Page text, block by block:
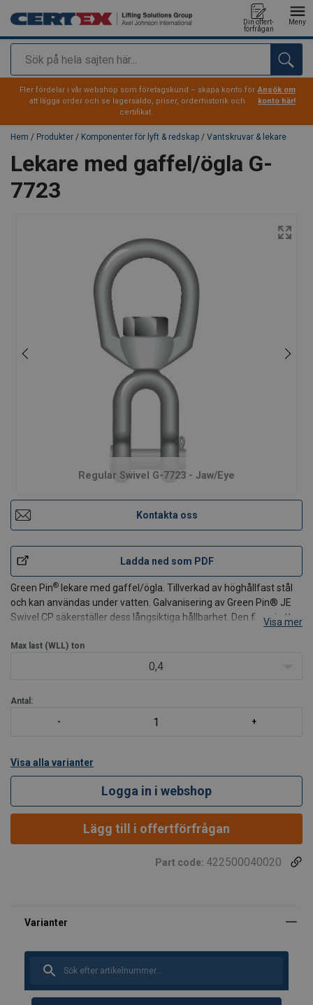
Sök
Din offert-
förfrågan
Meny
tillagd i varukorg
Fler fördelar i vår webshop som företagskund – skapa konto för
att lägga order och se lagersaldo, priser, orderhistorik och
certifikat.
Ansök om
konto här!
Hem / Produkter / Komponenter för lyft & redskap / Vantskruvar & lekare
Lekare med gaffel/ögla G-
7723
Regular Swivel G-7723 - Jaw/Eye
Kontakta oss
Ladda ned som PDF
Green Pin® lekare med gaffel/ögla. Tillverkad av höghållfast stål
och kan användas under vatten. Galvanisering av Green Pin® JE
Swivel CP säkerställer dess långsiktiga hållbarhet. Den finns i ett
Generellt till RR-C-271, typ VII,
Visa mer
Max last (WLL) ton
0,4
Antal:
Visa alla varianter
Logga in i webshop
Lägg till i offertförfrågan
Part code: 422500040020